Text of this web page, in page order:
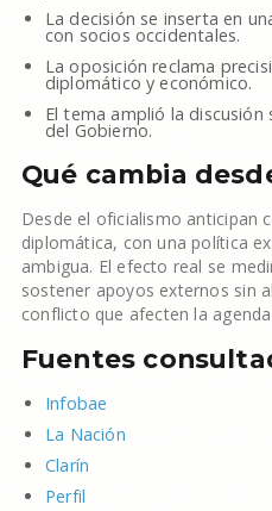
La decisión se inserta en
con socios occidentales.
La oposición reclama
diplomático y económico.
El tema amplió la
del Gobierno.
Qué cambia
Desde el oficialismo anticipan
diplomática, con una política
ambigua. El efecto real se
sostener apoyos externos sin
conflicto que afecten la
Fuentes
Infobae
La Nación
Clarín
Perfil